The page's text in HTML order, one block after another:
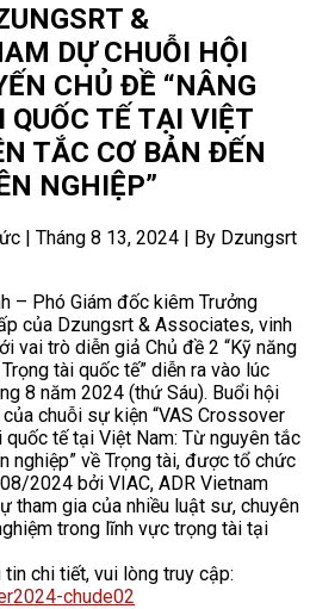
&
DỰ CHUỖI HỘI
CHỦ ĐỀ “NÂNG
TẾ TẠI VIỆT
TẮC CƠ BẢN ĐẾN
NGHIỆP”
| Tháng 8 13, 2024 | By Dzungsrt
– Phó Giám đốc kiêm Trưởng
của Dzungsrt & Associates, vinh
vai trò diễn giả Chủ đề 2 “Kỹ năng
tài quốc tế” diễn ra vào lúc
8 năm 2024 (thứ Sáu). Buổi hội
chuỗi sự kiện “VAS Crossover
tế tại Việt Nam: Từ nguyên tắc
nghiệp” về Trọng tài, được tổ chức
2024 bởi VIAC, ADR Vietnam
tham gia của nhiều luật sư, chuyên
trong lĩnh vực trọng tài tại
chi tiết, vui lòng truy cập:
chude02